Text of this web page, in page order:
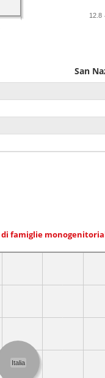
12.8
San
di famiglie
Italia